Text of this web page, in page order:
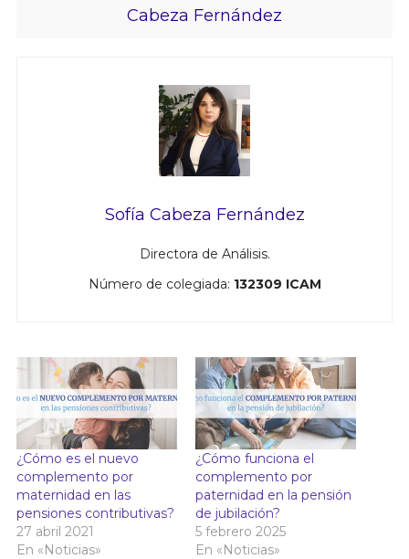
Cabeza Fernández
Sofía Cabeza Fernández
Directora de Análisis.
Número de colegiada: 132309 ICAM
¿Cómo es el nuevo
complemento por
maternidad en las
pensiones contributivas?
27 abril 2021
En «Noticias»
¿Cómo funciona el
complemento por
paternidad en la pensión
de jubilación?
5 febrero 2025
En «Noticias»